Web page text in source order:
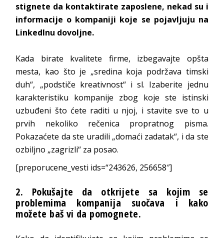
stignete da kontaktirate zaposlene, nekad su i
informacije o kompaniji koje se pojavljuju na
LinkedInu dovoljne.
Kada birate kvalitete firme, izbegavajte opšta
mesta, kao što je „sredina koja podržava timski
duh“, „podstiče kreativnost“ i sl. Izaberite jednu
karakteristiku kompanije zbog koje ste istinski
uzbuđeni što ćete raditi u njoj, i stavite sve to u
prvih nekoliko rečenica propratnog pisma.
Pokazaćete da ste uradili „domaći zadatak“, i da ste
ozbiljno „zagrizli“ za posao.
[preporucene_vesti ids=“243626, 256658″]
2. Pokušajte da otkrijete sa kojim se
problemima kompanija suočava i kako
možete baš vi da pomognete.